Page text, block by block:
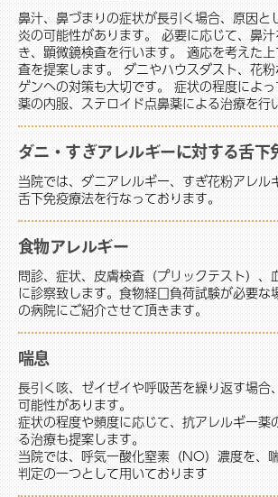
鼻汁、鼻づまりの症状が長引く場合、原因と
炎の可能性があります。 必要に応じて、鼻
き、顕微鏡検査を行います。 適応を考えた
査を提案します。 ダニやハウスダスト、花
ゲンへの対策も大切です。 症状の程度によ
薬の内服、ステロイド点鼻薬による治療を行
ダニ・すぎアレルギーに対する舌下
当院では、ダニアレルギー、すぎ花粉アレル
舌下免疫療法を行なっております。
食物アレルギー
問診、症状、皮膚検査（プリックテスト）、
に診察致します。食物経口負荷試験が必要な
の病院にご紹介させて頂きます。
喘息
長引く咳、ゼイゼイや呼吸苦を繰り返す場合
可能性があります。
症状の程度や頻度に応じて、抗アレルギー薬
る治療も提案します。
当院では、呼気一酸化窒素（NO）濃度を、
判定の一つとして用いております